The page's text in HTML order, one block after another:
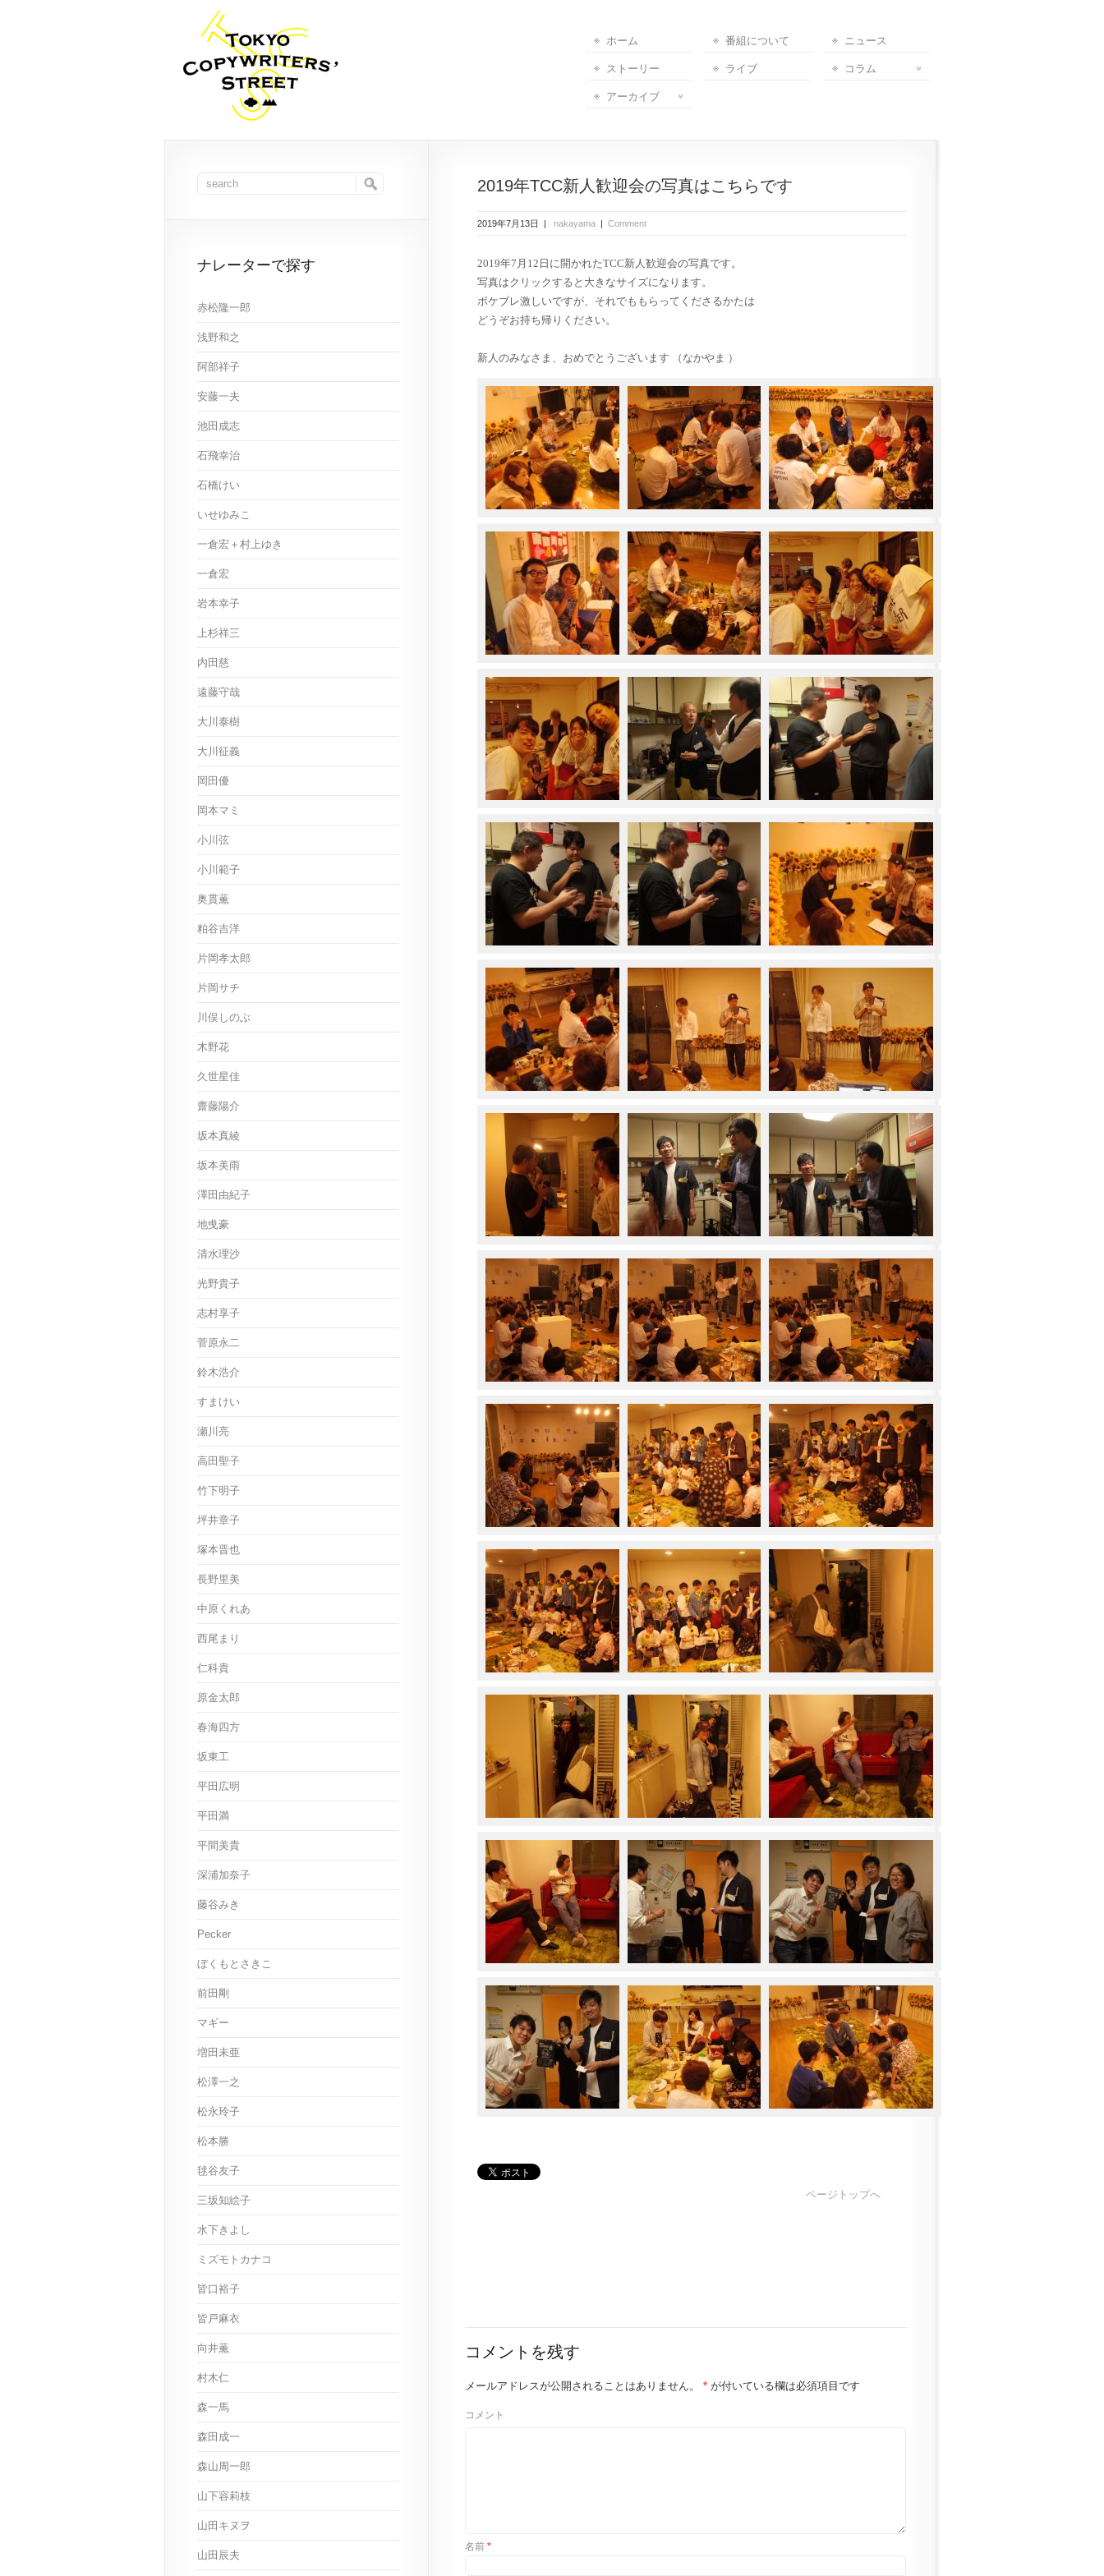
ホーム 番組について ニュース
ストーリー ライブ コラム
アーカイブ
2019年TCC新人歓迎会の写真はこちらです
2019年7月13日 | nakayama | Comment
2019年7月12日に開かれたTCC新人歓迎会の写真です。
写真はクリックすると大きなサイズになります。
ボケブレ激しいですが、それでももらってくださるかたは
どうぞお持ち帰りください。
新人のみなさま、おめでとうございます （なかやま ）
ページトップへ
コメントを残す
メールアドレスが公開されることはありません。 * が付いている欄は必須項目です
コメント
名前 *
ナレーターで探す
赤松隆一郎
浅野和之
阿部祥子
安藤一夫
池田成志
石飛幸治
石橋けい
いせゆみこ
一倉宏＋村上ゆき
一倉宏
岩本幸子
上杉祥三
内田慈
遠藤守哉
大川泰樹
大川征義
岡田優
岡本マミ
小川弦
小川範子
奥貫薫
粕谷吉洋
片岡孝太郎
片岡サチ
川俣しのぶ
木野花
久世星佳
齋藤陽介
坂本真綾
坂本美雨
澤田由紀子
地曵豪
清水理沙
光野貴子
志村享子
菅原永二
鈴木浩介
すまけい
瀬川亮
高田聖子
竹下明子
坪井章子
塚本晋也
長野里美
中原くれあ
西尾まり
仁科貴
原金太郎
春海四方
坂東工
平田広明
平田満
平間美貴
深浦加奈子
藤谷みき
Pecker
ぼくもとさきこ
前田剛
マギー
増田未亜
松澤一之
松永玲子
松本勝
毬谷友子
三坂知絵子
水下きよし
ミズモトカナコ
皆口裕子
皆戸麻衣
向井薫
村木仁
森一馬
森田成一
森山周一郎
山下容莉枝
山田キヌヲ
山田辰夫